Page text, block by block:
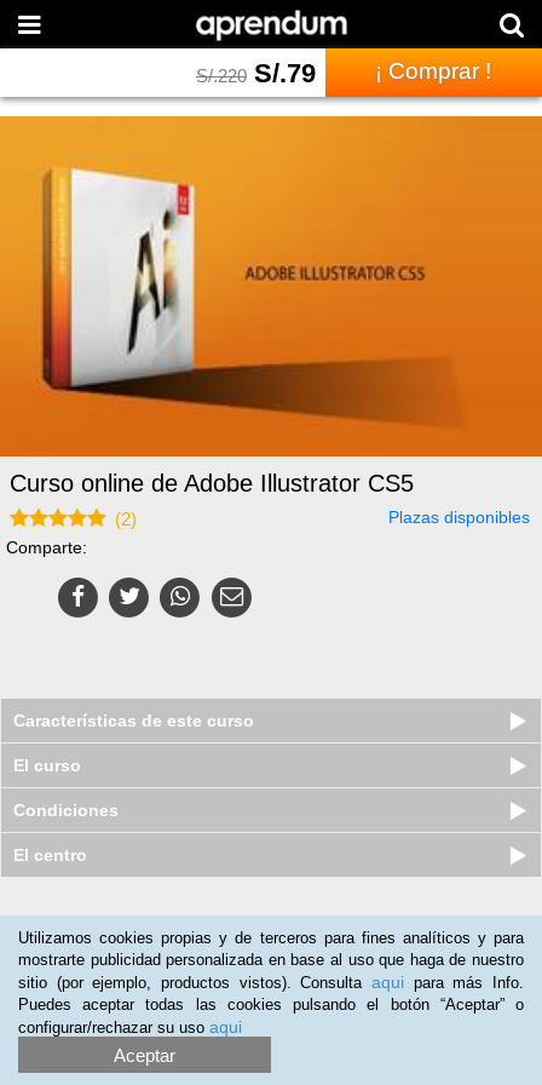
S/.220 S/.79 ¡ Comprar !
Curso online de Adobe Illustrator CS5
(2)
Plazas disponibles
Comparte:
Características de este curso
El curso
Condiciones
El centro
Marcelo Zorrilla(09-10-2013)
Me resulta sencillo el aprendizaje; el material es muy didáctico.
Susana Delgado
Buscaba aprender a manejar Illustrator CS5 y el curso me está
Utilizamos cookies propias y de terceros para fines analíticos y para
mostrarte publicidad personalizada en base al uso que haga de nuestro
sitio (por ejemplo, productos vistos). Consulta aqui para más Info.
Puedes aceptar todas las cookies pulsando el botón “Aceptar” o
configurar/rechazar su uso aqui
Aceptar